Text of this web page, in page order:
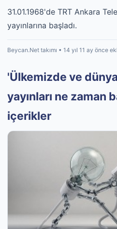
31.01.1968'de TRT Ankara
yayınlarına başladı.
Beycan.Net takımı • 14 yıl 11 ay önce
'Ülkemizde ve
yayınları ne zaman
içerikler